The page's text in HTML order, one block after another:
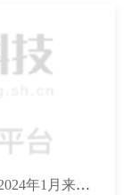
热点问答 2023年年底购买的新能源车，2024年1月来缴纳车辆购置税，还能享受2023的车购税优惠政策吗？